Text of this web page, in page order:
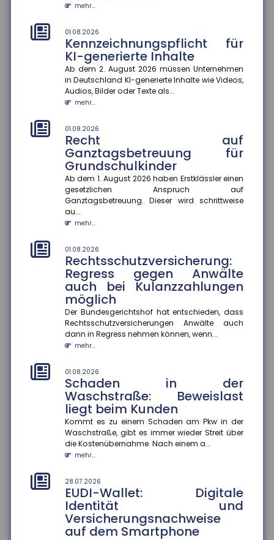
mehr...
01.08.2026
Kennzeichnungspflicht für
KI-generierte Inhalte
Ab dem 2. August 2026 müssen Unternehmen
in Deutschland KI-generierte Inhalte wie Videos,
Audios, Bilder oder Texte als...
mehr...
01.08.2026
Recht auf
Ganztagsbetreuung für
Grundschulkinder
Ab dem 1. August 2026 haben Erstklässler einen
gesetzlichen Anspruch auf
Ganztagsbetreuung. Dieser wird schrittweise
au...
mehr...
01.08.2026
Rechtsschutzversicherung:
Regress gegen Anwälte
auch bei Kulanzzahlungen
möglich
Der Bundesgerichtshof hat entschieden, dass
Rechtsschutzversicherungen Anwälte auch
dann in Regress nehmen können, wenn...
mehr...
01.08.2026
Schaden in der
Waschstraße: Beweislast
liegt beim Kunden
Kommt es zu einem Schaden am Pkw in der
Waschstraße, gibt es immer wieder Streit über
die Kostenübernahme. Nach einem a...
mehr...
28.07.2026
EUDI-Wallet: Digitale
Identität und
Versicherungsnachweise
auf dem Smartphone
01.08.2026
Beweislast liegt beim Kunden
Kommt es zu einem Schaden am Pkw in der
Waschstraße, gibt es immer wieder Streit über die
Kostenübernahme. Nach einem a...
mehr...
28.07.2026
und Versicherungsnachweise
auf dem Smartphone
Die EUDI-Wallet soll ab 2027 schrittweise eingeführt
werden und digitale Ausweise, Signaturen und
Bezahlfunktionen bünde...
mehr...
28.07.2026
Frühstart-Rente: Zeit und
die Altersvorsorge
Die Bundesregierung plant die Einführung einer
Frühstart-Rente für Kinder ab sechs Jahren. Die
deutsche Versicherungswir...
mehr...
28.07.2026
Flugzeitenänderung:
Mängelansprüche bei
Eine Flugzeitenänderung kann einen Reisemangel
darstellen und zu Mängelansprüchen führen. Das
Amtsgericht München urte...
mehr...
28.07.2026
Fehlvorstellungen über KI: Risiko
für Bildungsungleichheit
generative KI nur selten selbst ? das könnte
bestehende Bildungsungleichh...
mehr...
28.07.2026